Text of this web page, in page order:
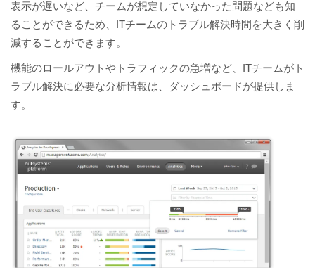
表示が遅いなど、チームが想定していなかった問題なども知
ることができるため、ITチームのトラブル解決時間を大きく削
減することができます。
機能のロールアウトやトラフィックの急増など、ITチームがト
ラブル解決に必要な分析情報は、ダッシュボードが提供しま
す。